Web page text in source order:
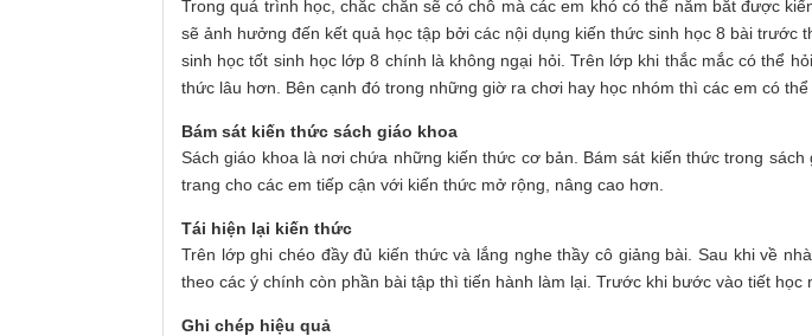
Trong quá trình học, chắc chắn sẽ có chỗ mà các em khó có thể nắm bắt được
sẽ ảnh hưởng đến kết quả học tập bởi các nội dụng kiến thức sinh học 8 bài
sinh học tốt sinh học lớp 8 chính là không ngại hỏi. Trên lớp khi thắc mắc có thể
thức lâu hơn. Bên cạnh đó trong những giờ ra chơi hay học nhóm thì các em có
Bám sát kiến thức sách giáo khoa
Sách giáo khoa là nơi chứa những kiến thức cơ bản. Bám sát kiến thức trong
trang cho các em tiếp cận với kiến thức mở rộng, nâng cao hơn.
Tái hiện lại kiến thức
Trên lớp ghi chéo đầy đủ kiến thức và lắng nghe thầy cô giảng bài. Sau khi về
theo các ý chính còn phần bài tập thì tiến hành làm lại. Trước khi bước vào tiết
Ghi chép hiệu quả